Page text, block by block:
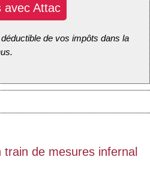
avec Attac
de vos impôts dans la
train de mesures infernal